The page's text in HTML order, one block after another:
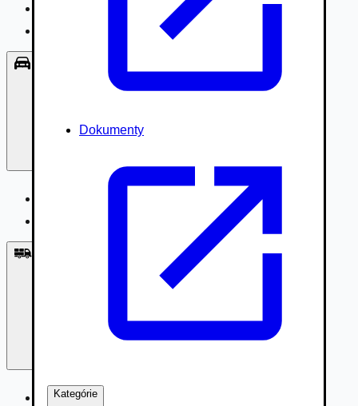
Dokumenty
Kategórie
Príslušenstvo, Oblečenie
Nákladné vozidlá 3,5 - 7,5t